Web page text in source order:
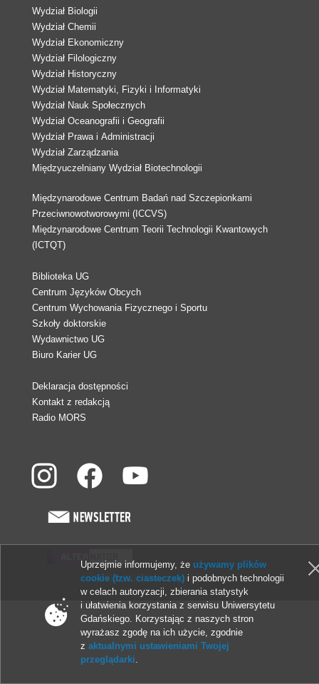
Wydział Biologii
Wydział Chemii
Wydział Ekonomiczny
Wydział Filologiczny
Wydział Historyczny
Wydział Matematyki, Fizyki i Informatyki
Wydział Nauk Społecznych
Wydział Oceanografii i Geografii
Wydział Prawa i Administracji
Wydział Zarządzania
Międzyuczelniany Wydział Biotechnologii
Międzynarodowe Centrum Badań nad Szczepionkami
Przeciwnowotworowymi (ICCVS)
Międzynarodowe Centrum Teorii Technologii Kwantowych
(ICTQT)
Biblioteka UG
Centrum Języków Obcych
Centrum Wychowania Fizycznego i Sportu
Szkoły doktorskie
Wydawnictwo UG
Biuro Karier UG
Deklaracja dostępności
Kontakt z redakcją
Radio MORS
© 2013-2026 Uniwersytet Gdański
Uprzejmie informujemy, że używamy plików
cookie (tzw. ciasteczek) i podobnych technologii
w celach autoryzacji, zbierania statystyk
i ułatwienia korzystania z serwisu Uniwersytetu
Gdańskiego. Korzystając z naszych stron
wyrażasz zgodę na ich użycie, zgodnie
zaktualnymi ustawieniami Twojej
przeglądarki.